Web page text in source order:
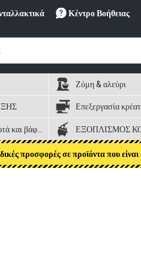
Κέντρο Βοήθειας
Ζύμη & αλεύρι
Επεξεργασία
Καφετέρια, παγωτά και βάφλες
προσφορές σε προϊόντα που